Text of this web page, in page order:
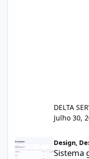
DELTA
Julho 30,
Design,
Sistema